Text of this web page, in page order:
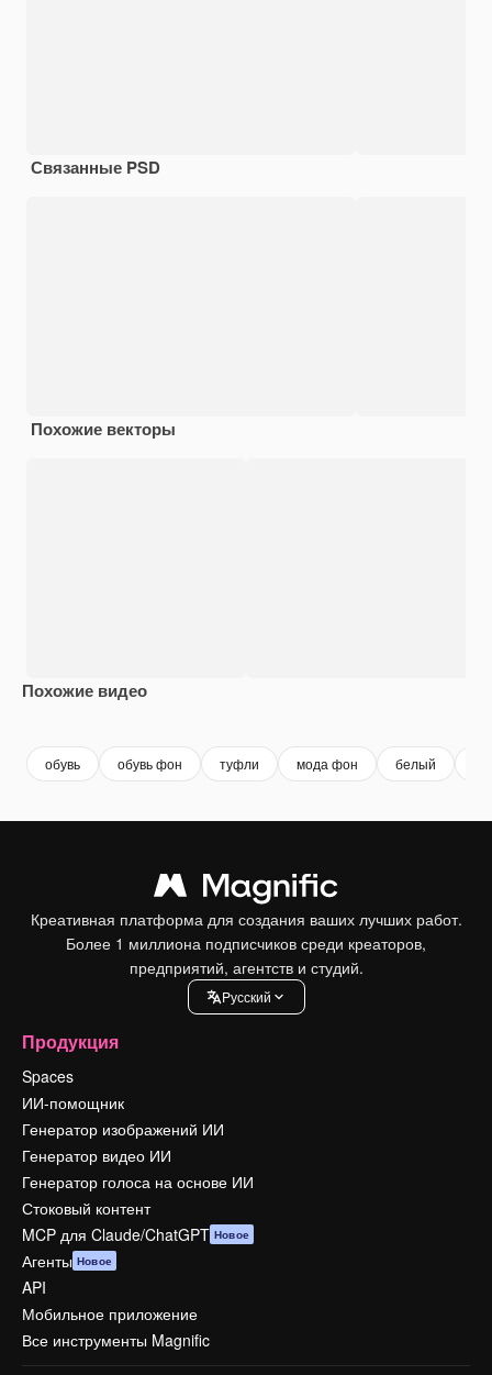
Связанные PSD
Похожие векторы
Похожие видео
обувь обувь фон туфли мода фон белый
Креативная платформа для создания ваших лучших работ.
Более 1 миллиона подписчиков среди креаторов,
предприятий, агентств и студий.
Pусский
Продукция
Spaces
ИИ-помощник
Генератор изображений ИИ
Генератор видео ИИ
Генератор голоса на основе ИИ
Стоковый контент
MCP для Claude/ChatGPT Новое
Агенты Новое
API
Мобильное приложение
Все инструменты Magnific